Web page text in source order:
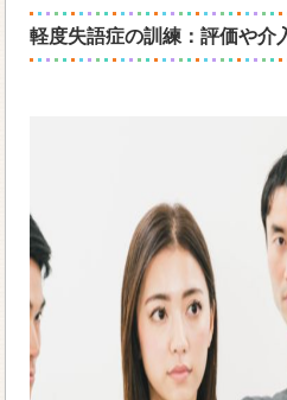
軽度失語症の訓練：評価や介